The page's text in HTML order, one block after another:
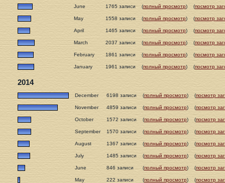
June 1765 записи (полный просмотр) (посмотр
May 1558 записи (полный просмотр) (посмотр
April 1465 записи (полный просмотр) (посмотр
March 2037 записи (полный просмотр) (посмотр
February 1861 записи (полный просмотр) (посмотр
January 1961 записи (полный просмотр) (посмотр
2014
December 6198 записи (полный просмотр) (посмотр
November 4859 записи (полный просмотр) (посмотр
October 1572 записи (полный просмотр) (посмотр
September 1570 записи (полный просмотр) (посмотр
August 1367 записи (полный просмотр) (посмотр
July 1485 записи (полный просмотр) (посмотр
June 846 записи (полный просмотр) (посмотр
May 222 записи (полный просмотр) (посмотр